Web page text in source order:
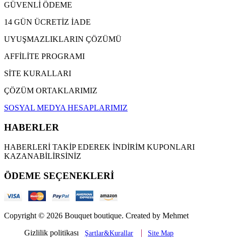
GÜVENLİ ÖDEME
14 GÜN ÜCRETİZ İADE
UYUŞMAZLIKLARIN ÇÖZÜMÜ
AFFİLİTE PROGRAMI
SİTE KURALLARI
ÇÖZÜM ORTAKLARIMIZ
SOSYAL MEDYA HESAPLARIMIZ
HABERLER
HABERLERİ TAKİP EDEREK İNDİRİM KUPONLARI
KAZANABİLİRSİNİZ
ÖDEME SEÇENEKLERİ
Copyright © 2026 Bouquet boutique. Created by Mehmet
Gizlilik politikası
Şartlar&Kurallar Site Map